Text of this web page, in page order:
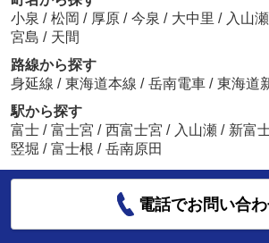
小泉 / 松岡 / 厚原 / 今泉 / 大中里 / 入山瀬
宮島 / 天間
路線から探す
身延線 / 東海道本線 / 岳南電車 / 東海道
駅から探す
富士 / 富士宮 / 西富士宮 / 入山瀬 / 新富
竪堀 / 富士根 / 岳南原田
電話でお問い合